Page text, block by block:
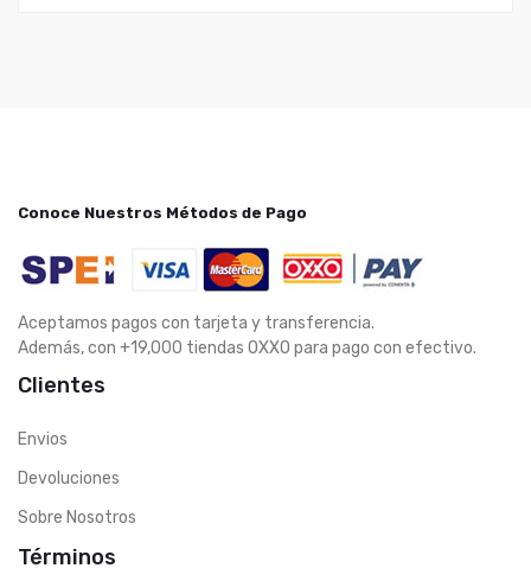
Conoce Nuestros Métodos de Pago
Aceptamos pagos con tarjeta y transferencia.
Además, con +19,000 tiendas OXXO para pago con efectivo.
Clientes
Envios
Devoluciones
Sobre Nosotros
Términos